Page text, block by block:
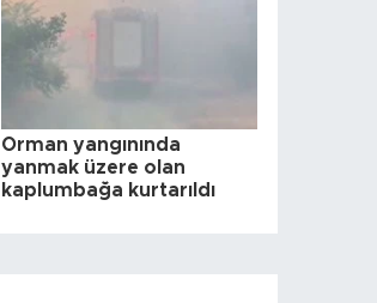
Orman yangınında
yanmak üzere olan
kaplumbağa kurtarıldı